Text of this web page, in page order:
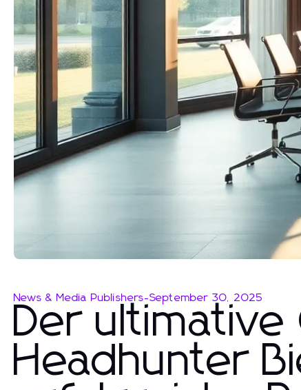
News & Media Publishers-September 30, 2025
Der ultimative
Headhunter